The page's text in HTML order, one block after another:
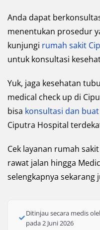
Anda dapat
menentukan prosedur
kunjungi rumah sakit
untuk konsultasi
Yuk, jaga kesehatan
medical check up di
bisa konsultasi dan
Ciputra Hospital
Cek layanan rumah
rawat jalan hingga
selengkapnya sekarang
Ditinjau secara medis
pada2 Juni 2026